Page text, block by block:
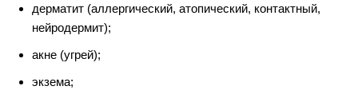
дерматит (аллергический, атопический, контактный,
нейродермит);
акне (угрей);
экзема;